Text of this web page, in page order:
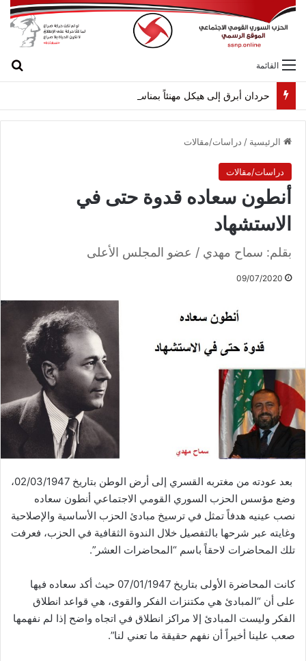
القائمة
حردان أبرق إلى هيكل مهنئاً بمناسبة عيد الجيش
الرئيسية / دراسات/مقالات
دراسات/مقالات
أنطون سعاده قدوة حتى في
الاستشهاد
بقلم: سماح مهدي / عضو المجلس الأعلى
09/07/2020
بعد عودته من مغتربه القسري إلى أرض الوطن بتاريخ 02/03/1947،
وضع مؤسس الحزب السوري القومي الاجتماعي أنطون سعاده
نصب عينيه هدفاً تمثل في ترسيخ مبادئ الحزب الأساسية والإصلاحية
وغايته عبر شرحها بالتفصيل خلال الندوة الثقافية في الحزب، فعرفت
تلك المحاضرات لاحقاً باسم “المحاضرات العشر”.
كانت المحاضرة الأولى بتاريخ 07/01/1947 حيث أكد سعاده فيها
على أن “المبادئ هي مكتنزات الفكر والقوى، هي قواعد انطلاق
الفكر وليست المبادئ إلا مراكز انطلاق في اتجاه واضح إذا لم نفهمها
صعب علينا أخيراً أن نفهم حقيقة ما تعني لنا”.